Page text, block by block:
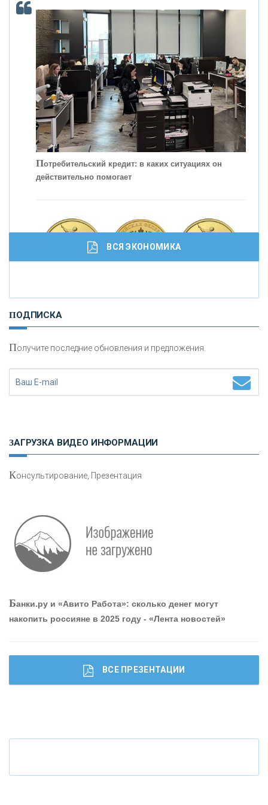
Скорость - один из главных трендов в
кредитовании бизнеса - «Интервью»
Работа мечты. Что банки делают для того, чтобы
привлечь и удержать персонал - «Интервью»
Потребительский кредит: в каких ситуациях он
действительно помогает
И
сохранения и увеличения капитала
Что будет с наличными деньгами при цифровом
ВСЯ ЭКОНОМИКА
ПОДПИСКА
Получите последние обновления и предложения.
ЗАГРУЗКА ВИДЕО ИНФОРМАЦИИ
Консультирование, Презентация
Банки.ру и «Авито Работа»: сколько денег могут
накопить россияне в 2025 году - «Лента новостей»
ВСЕ ПРЕЗЕНТАЦИИ